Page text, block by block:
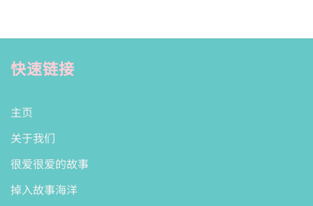
快速链接
主页
关于我们
很爱很爱的故事
掉入故事海洋